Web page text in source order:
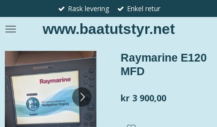
til
hovedinnholdwww.baatutstyr.net
Rask levering Enkel retur
Raymarine E120
MFD
kr 3 900,00